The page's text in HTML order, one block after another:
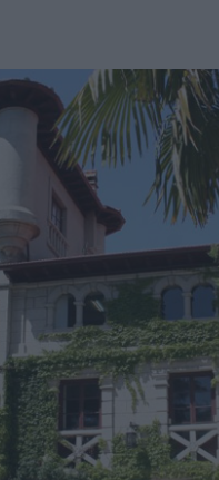
CONSUMO DE MEDIOS EN VERANO Y
COMO NUEVA DIRECTORA
PERSONALIZABLE INSPIRADA EN
LA CREATIVIDAD
PARA TRANSFORMAR EL
CASONÁ Y ASUME LA GESTIÓN DE
EL PARAÍSO CANARIO EN SU ÚLTIMA
CONSTRUCCIÓN DE MARCA A
PARA LOPESAN HOTELS &
SE DISFRUTA DOS VECES’, DE
DENTSU CREATIVE PARA ORANGE